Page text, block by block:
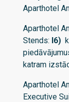
Aparthotel
Aparthotel
Stends: I6)
katram
Aparthotel
Executive